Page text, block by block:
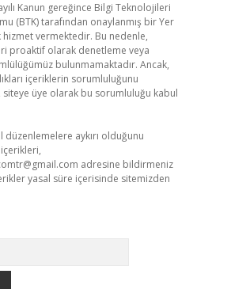
Kanun gereğince Bilgi Teknolojileri
(BTK) tarafından onaylanmış bir Yer
hizmet vermektedir. Bu nedenle,
proaktif olarak denetleme veya
bulunmamaktadır. Ancak,
içeriklerin sorumluluğunu
siteye üye olarak bu sorumluluğu kabul
düzenlemelere aykırı olduğunu
adresine bildirmeniz
yasal süre içerisinde sitemizden